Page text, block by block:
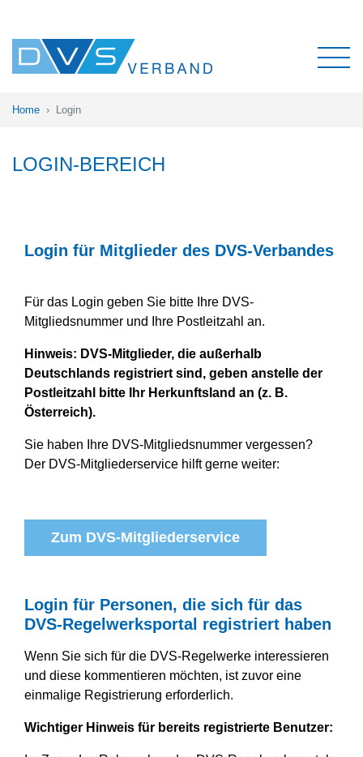
Home Login
LOGIN-BEREICH
Login für Mitglieder des DVS-Verbandes
Für das Login geben Sie bitte Ihre DVS-
Mitgliedsnummer und Ihre Postleitzahl an.
Hinweis: DVS-Mitglieder, die außerhalb
Deutschlands registriert sind, geben anstelle der
Postleitzahl bitte Ihr Herkunftsland an (z. B.
Österreich).
Sie haben Ihre DVS-Mitgliedsnummer vergessen?
Der DVS-Mitgliederservice hilft gerne weiter:
Zum DVS-Mitgliederservice
Login für Personen, die sich für das
DVS-Regelwerksportal registriert haben
Wenn Sie sich für die DVS-Regelwerke interessieren
und diese kommentieren möchten, ist zuvor eine
einmalige Registrierung erforderlich.
Wichtiger Hinweis für bereits registrierte Benutzer: